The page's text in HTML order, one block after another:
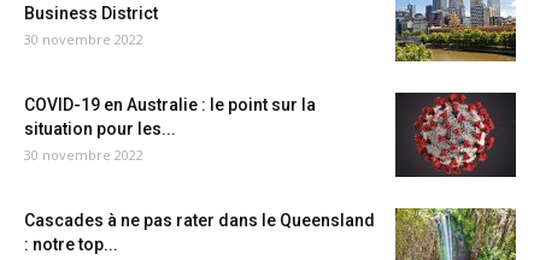
Business District
30 novembre 2022
COVID-19 en Australie : le point sur la
situation pour les...
30 novembre 2022
Cascades à ne pas rater dans le Queensland
: notre top...